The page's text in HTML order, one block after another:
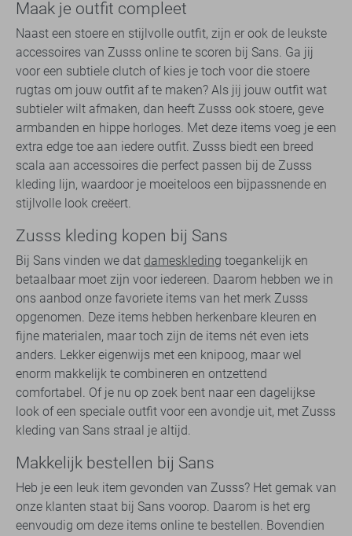
Maak je outfit compleet
Naast een stoere en stijlvolle outfit, zijn er ook de leukste
accessoires van Zusss online te scoren bij Sans. Ga jij
voor een subtiele clutch of kies je toch voor die stoere
rugtas om jouw outfit af te maken? Als jij jouw outfit wat
subtieler wilt afmaken, dan heeft Zusss ook stoere, geve
armbanden en hippe horloges. Met deze items voeg je een
extra edge toe aan iedere outfit. Zusss biedt een breed
scala aan accessoires die perfect passen bij de Zusss
kleding lijn, waardoor je moeiteloos een bijpassnende en
stijlvolle look creëert.
Zusss kleding kopen bij Sans
Bij Sans vinden we dat dameskleding toegankelijk en
betaalbaar moet zijn voor iedereen. Daarom hebben we in
ons aanbod onze favoriete items van het merk Zusss
opgenomen. Deze items hebben herkenbare kleuren en
fijne materialen, maar toch zijn de items nét even iets
anders. Lekker eigenwijs met een knipoog, maar wel
enorm makkelijk te combineren en ontzettend
comfortabel. Of je nu op zoek bent naar een dagelijkse
look of een speciale outfit voor een avondje uit, met Zusss
kleding van Sans straal je altijd.
Makkelijk bestellen bij Sans
Heb je een leuk item gevonden van Zusss? Het gemak van
onze klanten staat bij Sans voorop. Daarom is het erg
eenvoudig om deze items online te bestellen. Bovendien